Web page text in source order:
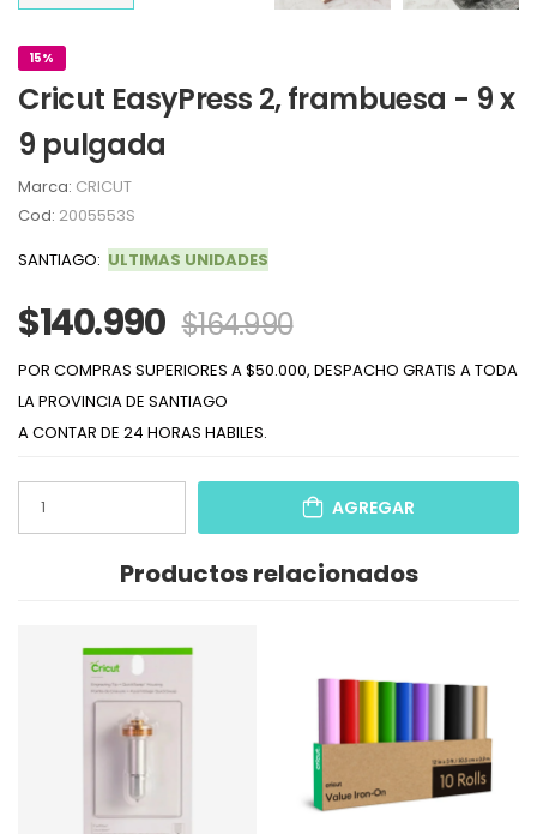
15%
Cricut EasyPress 2, frambuesa - 9 x
9 pulgada
Marca: CRICUT
Cod: 2005553S
SANTIAGO: ULTIMAS UNIDADES
$140.990 $164.990
POR COMPRAS SUPERIORES A $50.000, DESPACHO GRATIS A TODA
LA PROVINCIA DE SANTIAGO
A CONTAR DE 24 HORAS HABILES.
AGREGAR
Productos relacionados